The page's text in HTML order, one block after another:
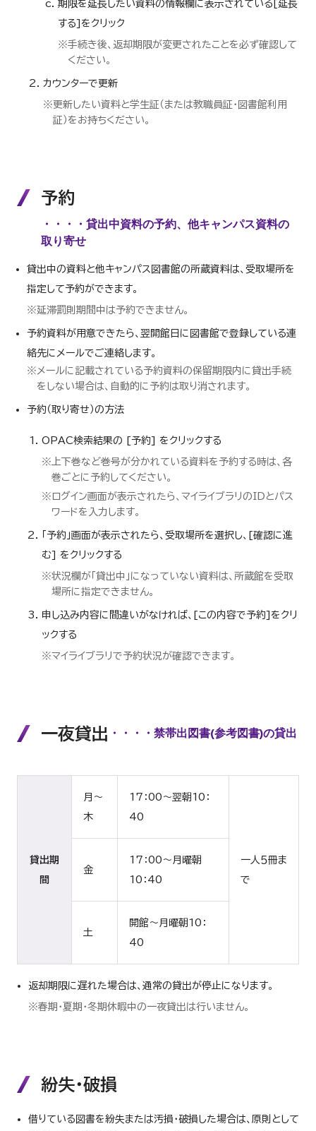
期限を延長したい資料の情報欄に表示されている[延長
する]をクリック
※手続き後、返却期限が変更されたことを必ず確認して
ください。
カウンターで更新
※更新したい資料と学生証（または教職員証・図書館利用
証）をお持ちください。
予約
・・・・貸出中資料の予約、他キャンパス資料の
取り寄せ
貸出中の資料と他キャンパス図書館の所蔵資料は、受取場所を
指定して予約ができます。
※延滞罰則期間中は予約できません。
予約資料が用意できたら、翌開館日に図書館で登録している連
絡先にメールでご連絡します。
※メールに記載されている予約資料の保留期限内に貸出手続
をしない場合は、自動的に予約は取り消されます。
予約（取り寄せ）の方法
OPAC検索結果の [予約] をクリックする
※上下巻など巻号が分かれている資料を予約する時は、各
巻ごとに予約してください。
※ログイン画面が表示されたら、マイライブラリのIDとパス
ワードを入力します。
「予約」画面が表示されたら、受取場所を選択し、[確認に進
む] をクリックする
※状況欄が「貸出中」になっていない資料は、所蔵館を受取
場所に指定できません。
申し込み内容に間違いがなければ、[この内容で予約]をクリ
ックする
※マイライブラリで予約状況が確認できます。
一夜貸出 ・・・・禁帯出図書(参考図書)の貸出
貸出期
間
月～
木
17：00～翌朝10：
40
一人５冊ま
で
金
17：00～月曜朝
10：40
土
開館～月曜朝10：
40
返却期限に遅れた場合は、通常の貸出が停止になります。
※春期・夏期・冬期休暇中の一夜貸出は行いません。
紛失・破損
借りている図書を紛失または汚損・破損した場合は、原則として